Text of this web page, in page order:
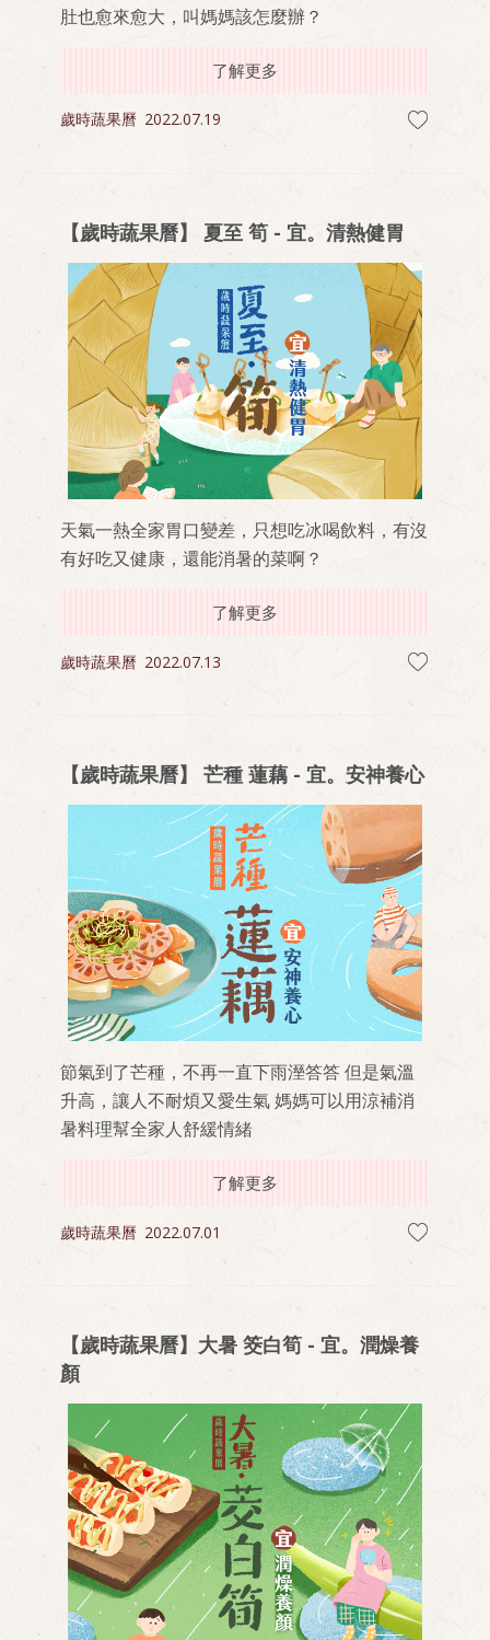
肚也愈來愈大，叫媽媽該怎麼辦？
了解更多
歲時蔬果曆 2022.07.19
【歲時蔬果曆】 夏至 筍 - 宜。清熱健胃
天氣一熱全家胃口變差，只想吃冰喝飲料，有沒
有好吃又健康，還能消暑的菜啊？
了解更多
歲時蔬果曆 2022.07.13
【歲時蔬果曆】 芒種 蓮藕 - 宜。安神養心
節氣到了芒種，不再一直下雨溼答答 但是氣溫
升高，讓人不耐煩又愛生氣 媽媽可以用涼補消
暑料理幫全家人舒緩情緒
了解更多
歲時蔬果曆 2022.07.01
【歲時蔬果曆】大暑 筊白筍 - 宜。潤燥養
顏